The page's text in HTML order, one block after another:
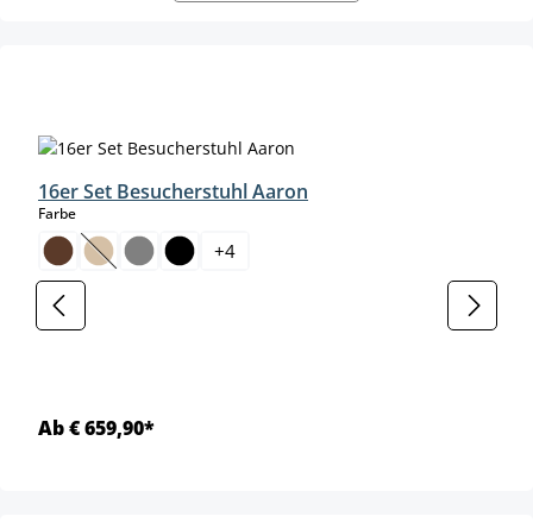
16er Set Besucherstuhl Aaron
Farbeauswählen
(Diese Option ist zurzeit nicht verfügbar.)
+4
Ab € 659,90*